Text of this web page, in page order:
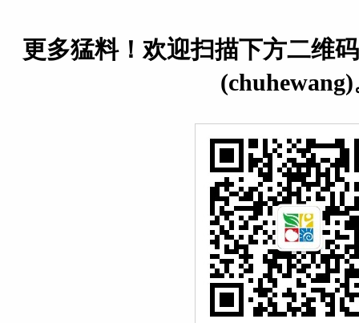
更多猛料！欢迎扫描下方二维
(chuhewang)